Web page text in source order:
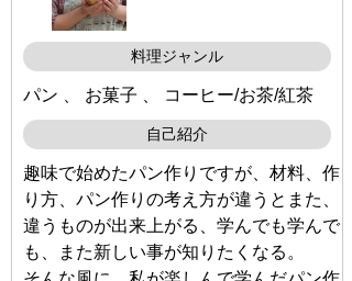
料理ジャンル
パン 、 お菓子 、 コーヒー/お茶/紅茶
自己紹介
趣味で始めたパン作りですが、材料、作
り方、パン作りの考え方が違うとまた、
違うものが出来上がる、学んでも学んで
も、また新しい事が知りたくなる。